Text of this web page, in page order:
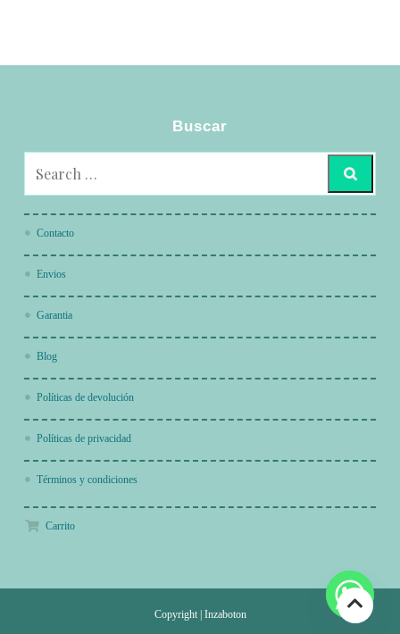
Buscar
Contacto
Envios
Garantia
Blog
Políticas de devolución
Políticas de privacidad
Términos y condiciones
Carrito
Copyright Inzaboton